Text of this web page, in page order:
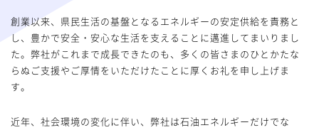
創業以来、県民生活の基盤となるエネルギーの安定供給を責務と
し、豊かで安全・安心な生活を支えることに邁進してまいりまし
た。弊社がこれまで成長できたのも、多くの皆さまのひとかたな
らぬご支援やご厚情をいただけたことに厚くお礼を申し上げま
す。
近年、社会環境の変化に伴い、弊社は石油エネルギーだけでな